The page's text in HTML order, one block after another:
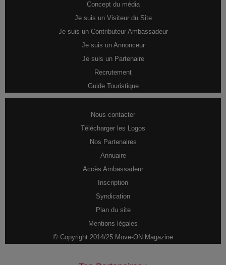
Concept du média
Je suis un Visiteur du Site
Je suis un Contributeur Ambassadeur
Je suis un Annonceur
Je suis un Partenaire
Recrutement
Guide Touristique
Nous contacter
Télécharger les Logos
Nos Partenaires
Annuaire
Accès Ambassadeur
Inscription
Syndication
Plan du site
Mentions légales
© Copyright 2014/25 Move-ON Magazine